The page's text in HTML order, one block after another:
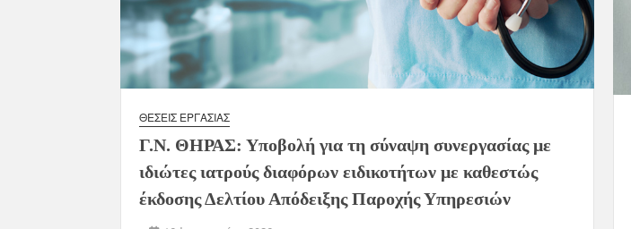
ΘΈΣΕΙΣ ΕΡΓΑΣΊΑΣ
Γ.Ν. ΘΗΡΑΣ: Υποβολή για τη σύναψη συνεργασίας με
ιδιώτες ιατρούς διαφόρων ειδικοτήτων με καθεστώς
έκδοσης Δελτίου Απόδειξης Παροχής Υπηρεσιών